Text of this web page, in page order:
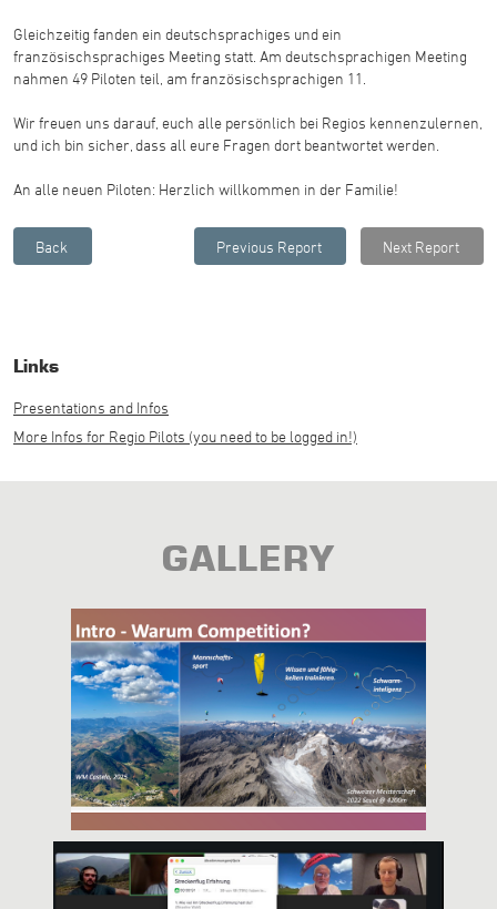
Gleichzeitig fanden ein deutschsprachiges und ein
französischsprachiges Meeting statt. Am deutschsprachigen Meeting
nahmen 49 Piloten teil, am französischsprachigen 11.
Wir freuen uns darauf, euch alle persönlich bei Regios kennenzulernen,
und ich bin sicher, dass all eure Fragen dort beantwortet werden.
An alle neuen Piloten: Herzlich willkommen in der Familie!
Links
Presentations and Infos
More Infos for Regio Pilots (you need to be logged in!)
GALLERY